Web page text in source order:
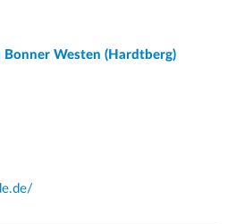
Bonner Westen (Hardtberg)